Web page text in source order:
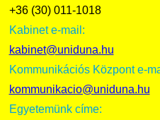
+36 (30) 011-1018
Kabinet e-mail:
kabinet@uniduna.hu
Kommunikációs Központ e-
kommunikacio@uniduna.hu
Egyetemünk címe: